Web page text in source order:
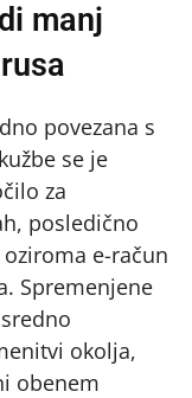
manj
povezana s
se je
za
posledično
e-račun
Spremenjene
okolja,
obenem